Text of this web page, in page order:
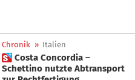
Chronik » Italien
 Costa Concordia –
Schettino nutzte Abtransport